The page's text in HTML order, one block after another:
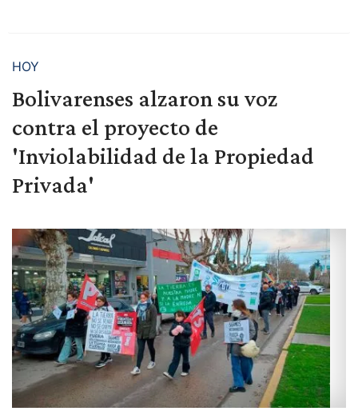
HOY
Bolivarenses alzaron su voz
contra el proyecto de
'Inviolabilidad de la Propiedad
Privada'